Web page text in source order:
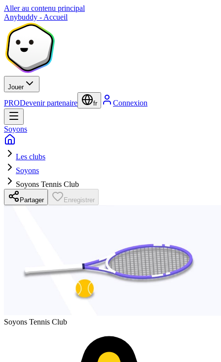
Aller au contenu principal
Anybuddy - Accueil
Jouer
PRODevenir partenaire fr Connexion
Soyons
Les clubs
Soyons
Soyons Tennis Club
Partager Enregistrer
Soyons Tennis Club